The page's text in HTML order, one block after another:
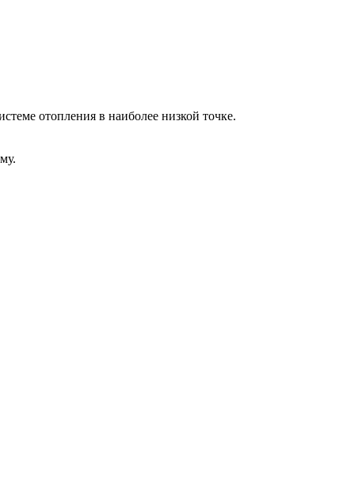
отопления в наиболее низкой точке.